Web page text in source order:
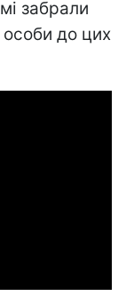
забрали
особи до цих